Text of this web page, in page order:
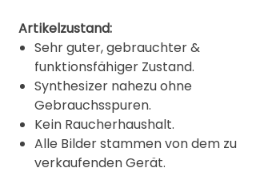
Artikelzustand:
Sehr guter, gebrauchter &
funktionsfähiger Zustand.
Synthesizer nahezu ohne
Gebrauchsspuren.
Kein Raucherhaushalt.
Alle Bilder stammen von dem zu
verkaufenden Gerät.